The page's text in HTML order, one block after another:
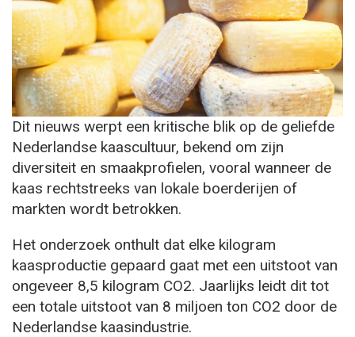
Dit nieuws werpt een kritische blik op de geliefde
Nederlandse kaascultuur, bekend om zijn
diversiteit en smaakprofielen, vooral wanneer de
kaas rechtstreeks van lokale boerderijen of
markten wordt betrokken.
Het onderzoek onthult dat elke kilogram
kaasproductie gepaard gaat met een uitstoot van
ongeveer 8,5 kilogram CO2. Jaarlijks leidt dit tot
een totale uitstoot van 8 miljoen ton CO2 door de
Nederlandse kaasindustrie.